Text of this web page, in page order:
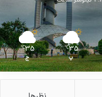
35
℃
پ
35
℃
ج